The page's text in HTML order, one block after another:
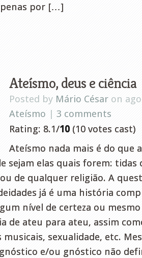
por […]
Ateísmo, deus e ciência
Posted by Mário César on
Ateísmo | 3 comments
Rating: 8.1/10 (10 votes cast)
Ateísmo nada mais é do que
sejam elas quais forem: tidas
de qualquer religião. A
já é uma história
nível de certeza ou
de ateu para ateu, assim
sexualidade, etc.
e/ou gnóstico não